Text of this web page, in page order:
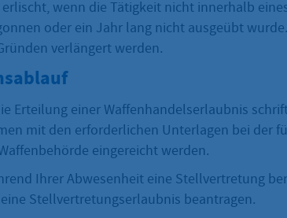
erlischt, wenn die Tätigkeit nicht innerhalb
oder ein Jahr lang nicht ausgeübt
verlängert werden.
Erteilung einer Waffenhandelserlaubnis
mit den erforderlichen Unterlagen bei der
eingereicht werden.
Ihrer Abwesenheit eine Stellvertretung
Stellvertretungserlaubnis beantragen.